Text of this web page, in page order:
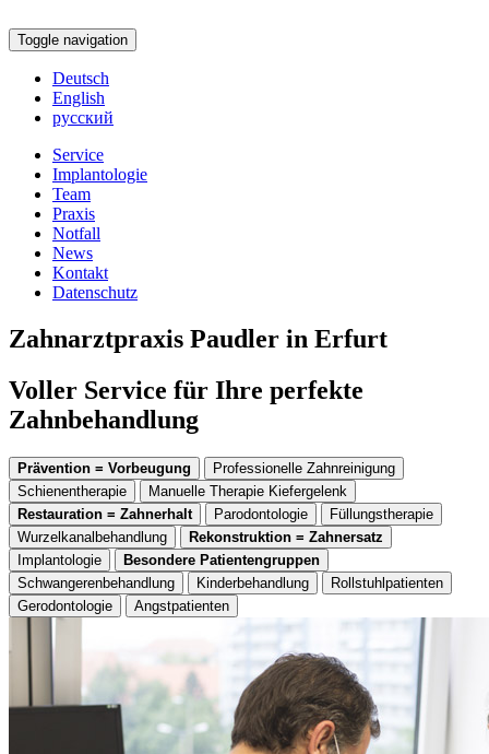
Toggle navigation
Deutsch
English
русский
Service
Implantologie
Team
Praxis
Notfall
News
Kontakt
Datenschutz
Zahnarztpraxis Paudler in Erfurt
Voller Service für Ihre perfekte
Zahnbehandlung
Prävention = Vorbeugung
Professionelle Zahnreinigung
Schienentherapie
Manuelle Therapie Kiefergelenk
Restauration = Zahnerhalt
Parodontologie
Füllungstherapie
Wurzelkanalbehandlung
Rekonstruktion = Zahnersatz
Implantologie
Besondere Patientengruppen
Schwangerenbehandlung
Kinderbehandlung
Rollstuhlpatienten
Gerodontologie
Angstpatienten